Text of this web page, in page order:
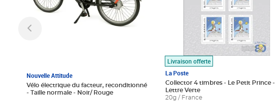
Nouvelle Attitude
Vélo électrique du facteur, reconditionné
- Taille normale - Noir/ Rouge
Livraison offerte
La Poste
Collector 4 timbres - Le Petit Prince -
Lettre Verte
20g / France